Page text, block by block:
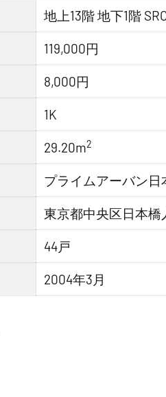
地上13階 地下1階
119,000円
8,000円
1K
29.20m2
プライムアーバン日
東京都中央区日本橋
44戸
2004年3月